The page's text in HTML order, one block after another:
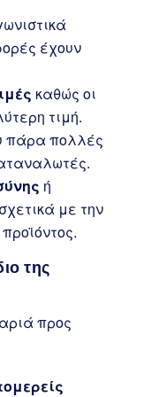
έχουν
καθώς οι
τιμή.
πάρα πολλές
ή
με την
της
προς